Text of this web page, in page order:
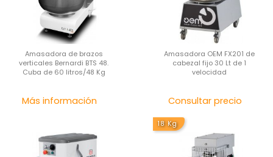
Amasadora de brazos
verticales Bernardi BTS 48.
Cuba de 60 litros/48 Kg
Más información
Amasadora OEM FX201 de
cabezal fijo 30 Lt de 1
velocidad
Consultar precio
18 Kg